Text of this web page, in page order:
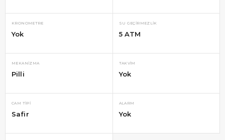
KRONOMETRE
Yok
SU GEÇIRMEZLIK
5 ATM
MEKANIZMA
Pilli
TAKVIM
Yok
CAM TIPI
Safir
ALARM
Yok